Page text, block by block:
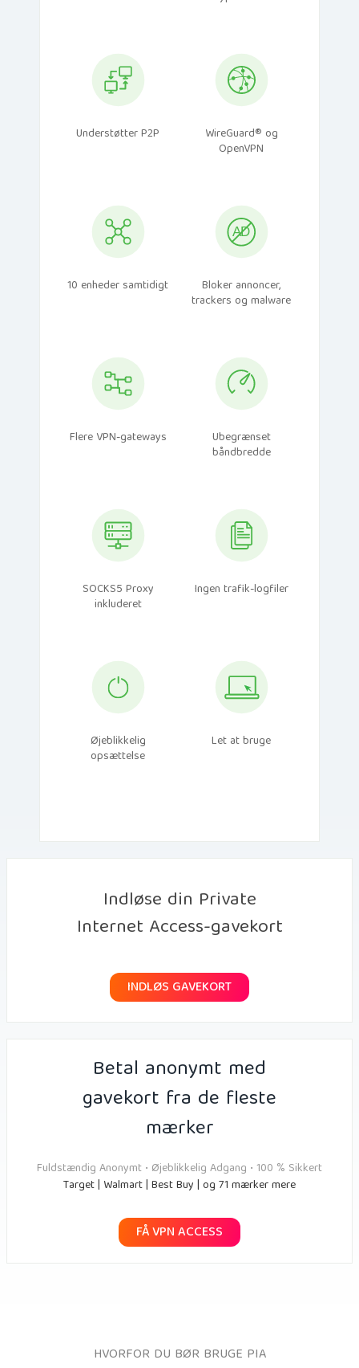
Understøtter P2P WireGuard® og
OpenVPN
10 enheder samtidigt Bloker annoncer,
trackers og malware
Flere VPN-gateways Ubegrænset
båndbredde
SOCKS5 Proxy
inkluderet
Ingen trafik-logfiler
Øjeblikkelig
opsættelse
Let at bruge
Indløse din Private
Internet Access-gavekort
INDLØS GAVEKORT
Betal anonymt med
gavekort fra de fleste
mærker
Fuldstændig Anonymt • Øjeblikkelig Adgang • 100 % Sikkert
Target | Walmart | Best Buy | og 71 mærker mere
FÅ VPN ACCESS
HVORFOR DU BØR BRUGE PIA